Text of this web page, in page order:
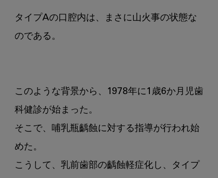
タイプAの口腔内は、まさに山火事の状態な
のである。
このような背景から、1978年に1歳6か月児歯
科健診が始まった。
そこで、哺乳瓶齲蝕に対する指導が行われ始
めた。
こうして、乳前歯部の齲蝕軽症化し、タイプ